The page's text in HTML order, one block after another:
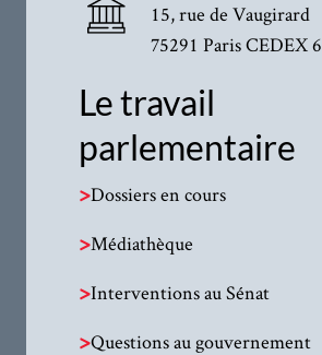
15, rue de Vaugirard
75291 Paris CEDEX 6
Le travail
parlementaire
>Dossiers en cours
>Médiathèque
>Interventions au Sénat
>Questions au gouvernement